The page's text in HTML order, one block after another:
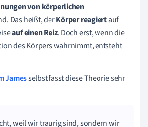
von körperlichen
Das heißt, derKörper reagiertauf
auf einen Reiz. Doch erst, wenn die
des Körpers wahrnimmt, entsteht
Jamesselbst fasst diese Theorie sehr
weil wir traurig sind, sondern wir